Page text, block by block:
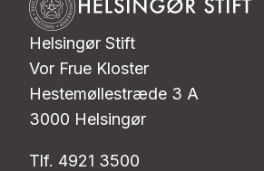
Helsingør Stift
Vor Frue Kloster
Hestemøllestræde 3 A
3000 Helsingør
Tlf. 4921 3500